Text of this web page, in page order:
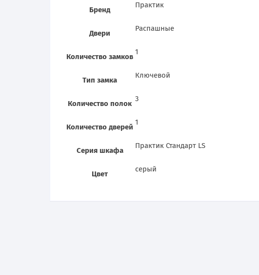
Бренд
Практик
Двери
Распашные
Количество замков
1
Тип замка
Ключевой
Количество полок
3
Количество дверей
1
Серия шкафа
Практик Стандарт LS
Цвет
серый